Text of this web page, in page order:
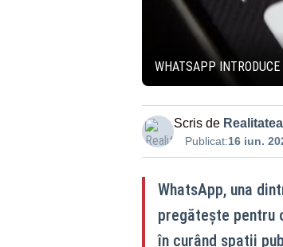
WHATSAPP
Scris de
Publicat:16 iun.
WhatsApp, una
pregătește pentru
în curând spații